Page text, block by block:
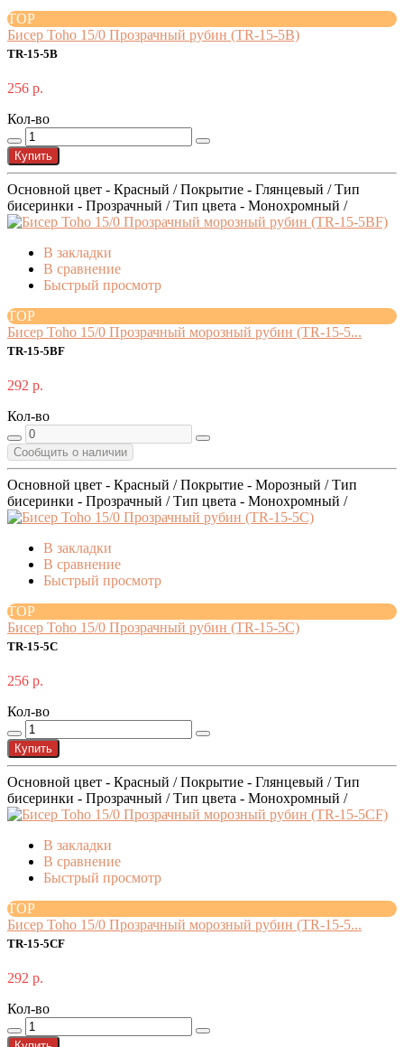
TOP
Бисер Toho 15/0 Прозрачный рубин (TR-15-5B)
TR-15-5B
256 р.
Кол-во
Купить
Основной цвет - Красный / Покрытие - Глянцевый / Тип
бисеринки - Прозрачный / Тип цвета - Монохромный /
В закладки
В сравнение
Быстрый просмотр
TOP
Бисер Toho 15/0 Прозрачный морозный рубин (TR-15-5...
TR-15-5BF
292 р.
Кол-во
Сообщить о наличии
Основной цвет - Красный / Покрытие - Морозный / Тип
бисеринки - Прозрачный / Тип цвета - Монохромный /
В закладки
В сравнение
Быстрый просмотр
TOP
Бисер Toho 15/0 Прозрачный рубин (TR-15-5C)
TR-15-5C
256 р.
Кол-во
Купить
Основной цвет - Красный / Покрытие - Глянцевый / Тип
бисеринки - Прозрачный / Тип цвета - Монохромный /
В закладки
В сравнение
Быстрый просмотр
TOP
Бисер Toho 15/0 Прозрачный морозный рубин (TR-15-5...
TR-15-5CF
292 р.
Кол-во